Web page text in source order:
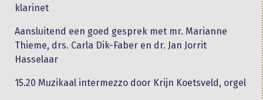
klarinet
Aansluitend een goed gesprek met mr. Marianne
Thieme, drs. Carla Dik-Faber en dr. Jan Jorrit
Hasselaar
15.20 Muzikaal intermezzo door Krijn Koetsveld, orgel